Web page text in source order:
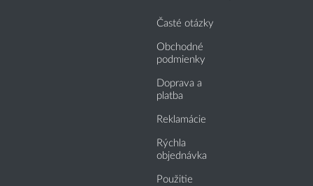
Časté otázky
Obchodné
podmienky
Doprava a
platba
Reklamácie
Rýchla
objednávka
Použitie